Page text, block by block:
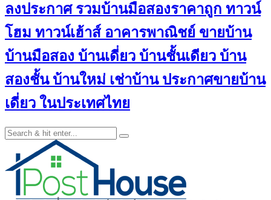
ลงประกาศ รวมบ้านมือสองราคาถูก ทาวน์
โฮม ทาวน์เฮ้าส์ อาคารพาณิชย์ ขายบ้าน
บ้านมือสอง บ้านเดี่ยว บ้านชั้นเดียว บ้าน
สองชั้น บ้านใหม่ เช่าบ้าน ประกาศขายบ้าน
เดี่ยว ในประเทศไทย